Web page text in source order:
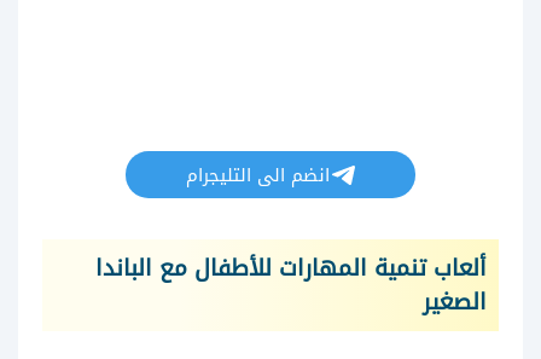
انضم الى التليجرام
ألعاب تنمية المهارات للأطفال مع الباندا
الصغير